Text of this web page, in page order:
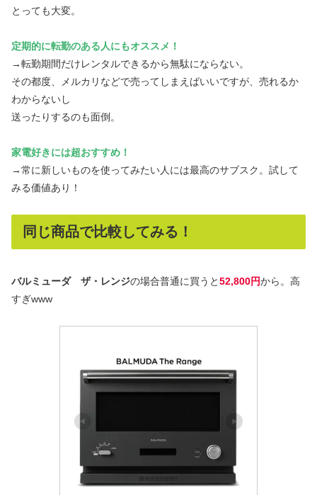
とっても大変。
定期的に転勤のある人にもオススメ！
→転勤期間だけレンタルできるから無駄にならない。
その都度、メルカリなどで売ってしまえばいいですが、売れるか
わからないし
送ったりするのも面倒。
家電好きには超おすすめ！
→常に新しいものを使ってみたい人には最高のサブスク。試して
みる価値あり！
同じ商品で比較してみる！
バルミューダ ザ・レンジの場合普通に買うと52,800円から。高
すぎwww